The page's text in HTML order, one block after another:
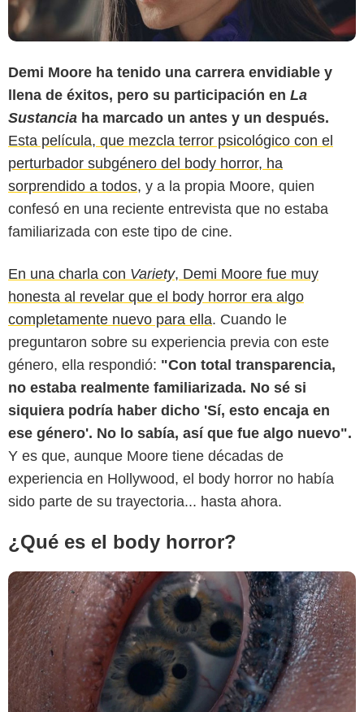
Demi Moore ha tenido una carrera envidiable y
llena de éxitos, pero su participación en La
Sustancia ha marcado un antes y un después.
Esta película, que mezcla terror psicológico con el
perturbador subgénero del body horror, ha
sorprendido a todos, y a la propia Moore, quien
confesó en una reciente entrevista que no estaba
familiarizada con este tipo de cine.
En una charla con Variety, Demi Moore fue muy
honesta al revelar que el body horror era algo
completamente nuevo para ella. Cuando le
preguntaron sobre su experiencia previa con este
género, ella respondió: "Con total transparencia,
no estaba realmente familiarizada. No sé si
siquiera podría haber dicho 'Sí, esto encaja en
ese género'. No lo sabía, así que fue algo nuevo".
Y es que, aunque Moore tiene décadas de
experiencia en Hollywood, el body horror no había
sido parte de su trayectoria... hasta ahora.
¿Qué es el body horror?